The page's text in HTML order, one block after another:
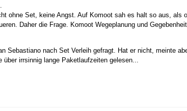
ohne Set, keine Angst. Auf Komoot sah es halt so aus, als
Daher die Frage. Komoot Wegeplanung und
Sebastiano nach Set Verleih gefragt. Hat er nicht, meinte
über irrsinnig lange Paketlaufzeiten gelesen...